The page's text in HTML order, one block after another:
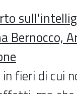
Bernocco,
fieri di cui